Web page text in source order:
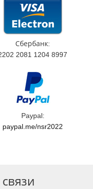
Сбербанк:
2081 1204 8997
Paypal:
paypal.me/nsr2022